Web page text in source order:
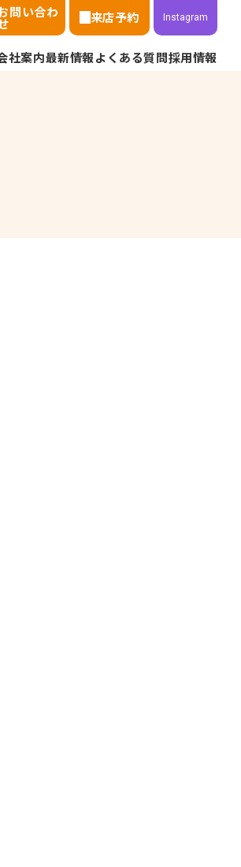
社案内最新情報よくある質問採用情報
問い合わ 来店予約 Instagram